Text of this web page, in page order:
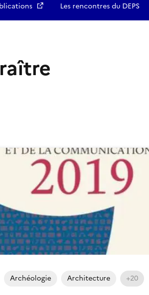
Les rencontres du DEPS
Archéologie Architecture +20